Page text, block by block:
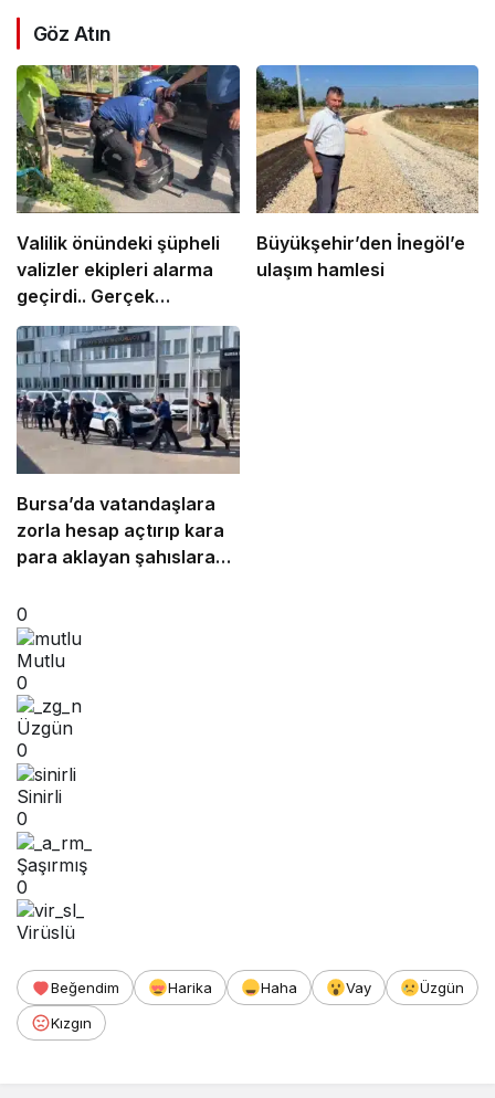
Göz Atın
Valilik önündeki şüpheli
valizler ekipleri alarma
geçirdi.. Gerçek
sonradan çıktı
Büyükşehir’den İnegöl’e
ulaşım hamlesi
Bursa’da vatandaşlara
zorla hesap açtırıp kara
para aklayan şahıslara
0
Mutlu
0
Üzgün
0
Sinirli
0
Şaşırmış
0
Virüslü
Beğendim Harika Haha Vay
Üzgün
Kızgın